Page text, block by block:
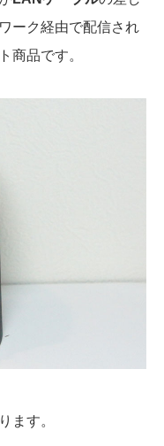
ーク経由で配信され
商品です。
ます。